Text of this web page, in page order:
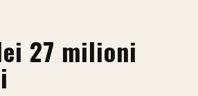
27 milioni